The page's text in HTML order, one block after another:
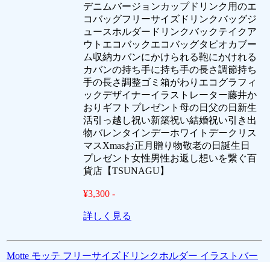
デニムバージョンカップドリンク用のエ
コバッグフリーサイズドリンクバッグジ
ュースホルダードリンクバックテイクア
ウトエコバックエコバッグタピオカブー
ム収納カバンにかけられる鞄にかけれる
カバンの持ち手に持ち手の長さ調節持ち
手の長さ調整ゴミ箱がわりエコグラフィ
ックデザイナーイラストレーター藤井か
おりギフトプレゼント母の日父の日新生
活引っ越し祝い新築祝い結婚祝い引き出
物バレンタインデーホワイトデークリス
マスXmasお正月贈り物敬老の日誕生日
プレゼント女性男性お返し想いを繋ぐ百
貨店【TSUNAGU】
¥3,300 -
詳しく見る
Motte モッテ フリーサイズドリンクホルダー イラストバー